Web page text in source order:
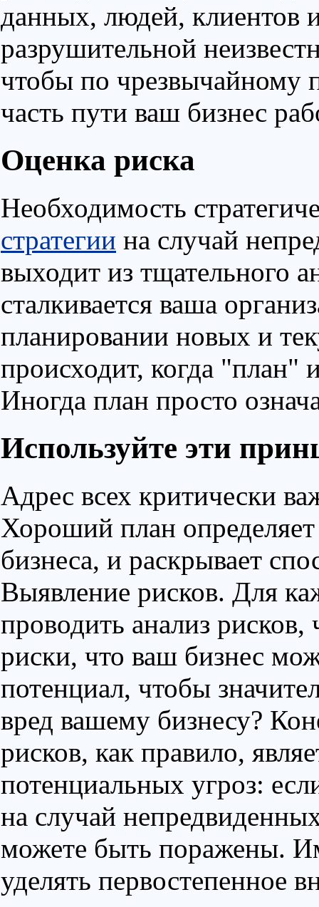
данных, людей, клиентов
разрушительной
чтобы по чрезвычайному
часть пути ваш бизнес
Оценка риска
Необходимость
стратегии на случай
выходит из тщательного
сталкивается ваша
планировании новых и
происходит, когда "план"
Иногда план просто
Используйте эти
Адрес всех критически
Хороший план
бизнеса, и раскрывает
Выявление рисков. Для
проводить анализ
риски, что ваш бизнес
потенциал, чтобы
вред вашему бизнесу?
рисков, как правило,
потенциальных угроз:
на случай
можете быть поражены.
уделять первостепенное